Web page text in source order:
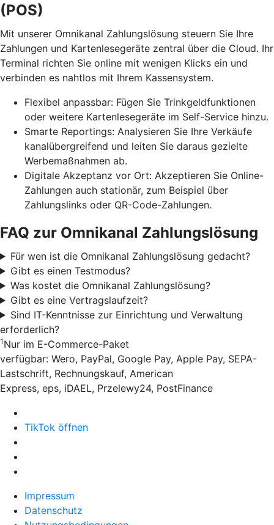
(POS)
Mit unserer Omnikanal Zahlungslösung steuern Sie Ihre
Zahlungen und Kartenlesegeräte zentral über die Cloud. Ihr
Terminal richten Sie online mit wenigen Klicks ein und
verbinden es nahtlos mit Ihrem Kassensystem.
Flexibel anpassbar: Fügen Sie Trinkgeldfunktionen
oder weitere Kartenlesegeräte im Self-Service hinzu.
Smarte Reportings: Analysieren Sie Ihre Verkäufe
kanalübergreifend und leiten Sie daraus gezielte
Werbemaßnahmen ab.
Digitale Akzeptanz vor Ort: Akzeptieren Sie Online-
Zahlungen auch stationär, zum Beispiel über
Zahlungslinks oder QR-Code-Zahlungen.
FAQ zur Omnikanal Zahlungslösung
Für wen ist die Omnikanal Zahlungslösung gedacht?
Gibt es einen Testmodus?
Was kostet die Omnikanal Zahlungslösung?
Gibt es eine Vertragslaufzeit?
Sind IT-Kenntnisse zur Einrichtung und Verwaltung
erforderlich?
1 Nur im E-Commerce-Paket
verfügbar: Wero, PayPal, Google Pay, Apple Pay, SEPA-
Lastschrift, Rechnungskauf, American
Express, eps, iDAEL, Przelewy24, PostFinance
TikTok öffnen
Impressum
Datenschutz